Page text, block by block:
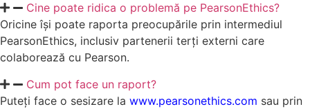
Cine poate ridica o problemă pe PearsonEthics?
Oricine își poate raporta preocupările prin intermediul
PearsonEthics, inclusiv partenerii terți externi care
colaborează cu Pearson.
Cum pot face un raport?
Puteți face o sesizare la www.pearsonethics.com sau prin